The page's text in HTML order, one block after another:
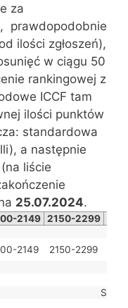
za
prawdopodobnie
ilości zgłoszeń),
w ciągu 50
rankingowej z
ICCF tam
ilości punktów
standardowa
a następnie
liście
25.07.2024.
2149 2150-2299
2149 2150-2299